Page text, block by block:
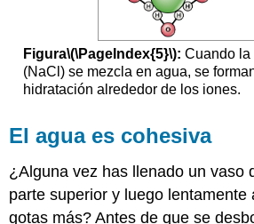
Figura\(\PageIndex{5}\): Cuando la
(NaCl) se mezcla en agua, se
hidratación alrededor de los iones.
El agua es cohesiva
¿Alguna vez has llenado un vaso
parte superior y luego lentamente
gotas más? Antes de que se